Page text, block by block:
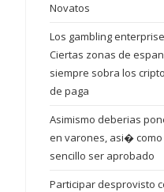
Novatos
Los gambling
Ciertas zonas de
siempre sobra los
de paga
Asimismo deberias
en varones, asi�
sencillo ser aprobado
Participar desprovisto